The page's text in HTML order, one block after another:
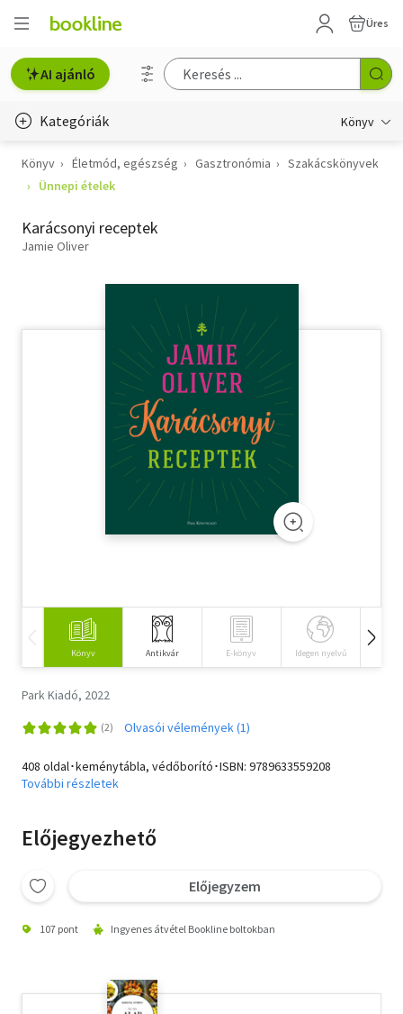
Üres
AI ajánló
Kategóriák Könyv
Életmód, egészség
Gyermek- és ifjúsági
Hobbi, szabadidő
Szótár, nyelvkönyv
Tankönyv, segédkönyv
Könyv Életmód, egészség Gasztronómia
Szakácskönyvek
Ünnepi ételek
Karácsonyi receptek
Jamie Oliver
Könyv Antikvár E-könyv Idegen nyelvű
Park Kiadó, 2022
Olvasói vélemények (1)
408 oldal･keménytábla, védőborító･ISBN: 9789633559208
További részletek
Előjegyezhető
Előjegyzem
107 pont Ingyenes átvétel Bookline boltokban